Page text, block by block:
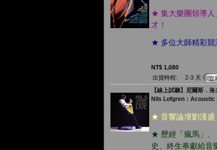
★ 集大樂團領導人
才！
★ 多位大師精彩競
NT$ 1,080
出貨時程:
2-3 天
【線上試聽】尼爾斯．
Nils Lofgren：Acoustic
★ 音響論壇劉漢盛
★ 歷經「瘋馬」、
史、終生奉獻給音